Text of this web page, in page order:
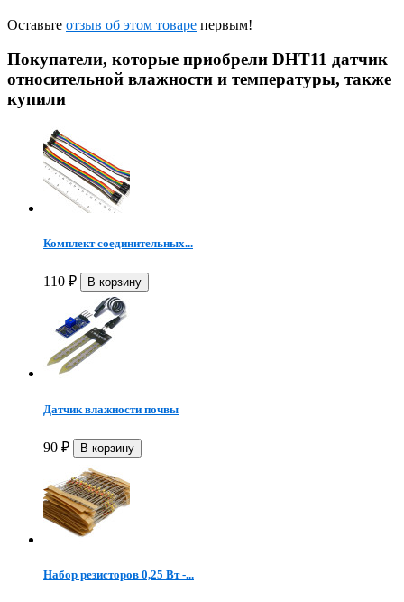
Оставьте отзыв об этом товаре первым!
Покупатели, которые приобрели DHT11 датчик
относительной влажности и температуры, также
купили
Комплект соединительных...
110 ₽
Датчик влажности почвы
90 ₽
Набор резисторов 0,25 Вт -...